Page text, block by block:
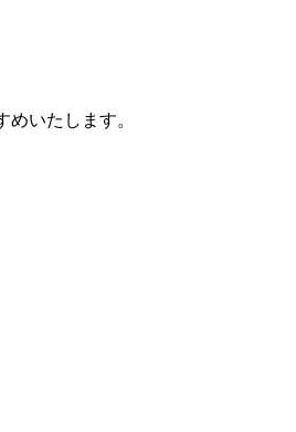
いたします。